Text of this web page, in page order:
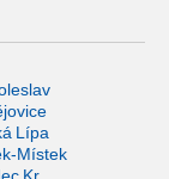
Lípa
Místek
Kr.